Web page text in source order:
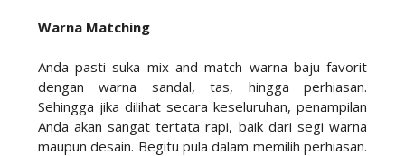
Warna Matching
Anda pasti suka mix and match warna baju favorit
dengan warna sandal, tas, hingga perhiasan.
Sehingga jika dilihat secara keseluruhan, penampilan
Anda akan sangat tertata rapi, baik dari segi warna
maupun desain. Begitu pula dalam memilih perhiasan.